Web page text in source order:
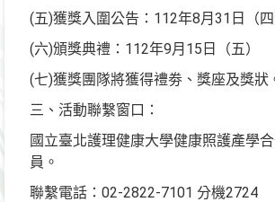
(五)獲獎入圍公告：112年8月31日（四
(六)頒獎典禮：112年9月15日（五）
(七)獲獎團隊將獲得禮劵、獎座及獎狀
三、活動聯繫窗口：
國立臺北護理健康大學健康照護產學
員。
聯繫電話：02-2822-7101 分機2724